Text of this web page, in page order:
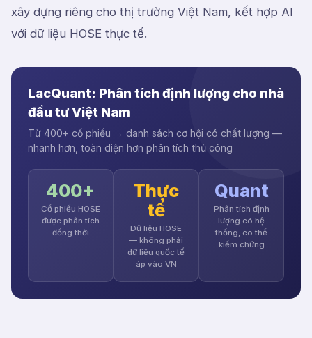
xây dựng riêng cho thị trường Việt Nam, kết hợp AI
với dữ liệu HOSE thực tế.
LacQuant: Phân tích định lượng cho nhà
đầu tư Việt Nam
Từ 400+ cổ phiếu → danh sách cơ hội có chất lượng —
nhanh hơn, toàn diện hơn phân tích thủ công
400+
Cổ phiếu HOSE
được phân tích
đồng thời
Thực
tế
Dữ liệu HOSE
— không phải
dữ liệu quốc tế
áp vào VN
Quant
Phân tích định
lượng có hệ
thống, có thể
kiểm chứng